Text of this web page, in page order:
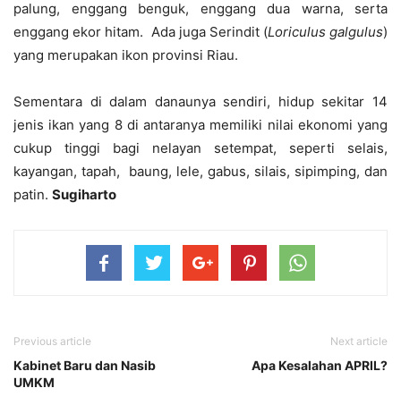
palung, enggang benguk, enggang dua warna, serta
enggang ekor hitam. Ada juga Serindit (Loriculus galgulus)
yang merupakan ikon provinsi Riau.
Sementara di dalam danaunya sendiri, hidup sekitar 14
jenis ikan yang 8 di antaranya memiliki nilai ekonomi yang
cukup tinggi bagi nelayan setempat, seperti selais,
kayangan, tapah, baung, lele, gabus, silais, sipimping, dan
patin. Sugiharto
Previous article
Kabinet Baru dan Nasib
UMKM
Next article
Apa Kesalahan APRIL?